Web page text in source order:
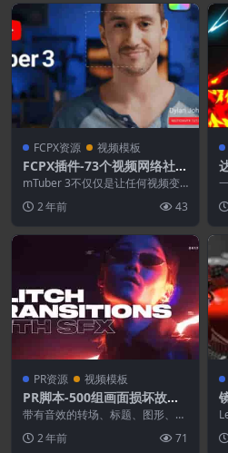
FCPX资源 视频模板
FCPX插件-73个视频网络社交
媒体宣传图文包装动画 mTu
ber 3+使用教程
mTuber 3不仅仅是让任何视频变
件拥有丰富的开...
2 年前 43
PR资源 视频模板
PR脚本-500组画面损坏故障
干扰VHS色散毛刺抖动转场预
设
带有音效的转场、标题、图形、V
过渡预设。包含11...
2 年前 71
n